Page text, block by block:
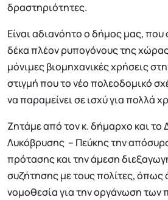
δραστηριότητες.
Είναι αδιανόητο ο δήμος μας, που
δέκα πλέον ρυπογόνους της
μόνιμες βιομηχανικές χρήσεις
στιγμή που το νέο πολεοδομικό
να παραμείνει σε ισχύ για πολλά
Ζητάμε από τον κ. δήμαρχο και το
Λυκόβρυσης – Πεύκης την
πρότασης και την άμεση
συζήτησης με τους πολίτες, όπως
νομοθεσία για την οργάνωση των